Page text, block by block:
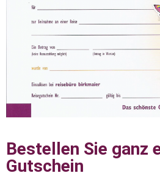
Bestellen Sie ganz
Gutschein